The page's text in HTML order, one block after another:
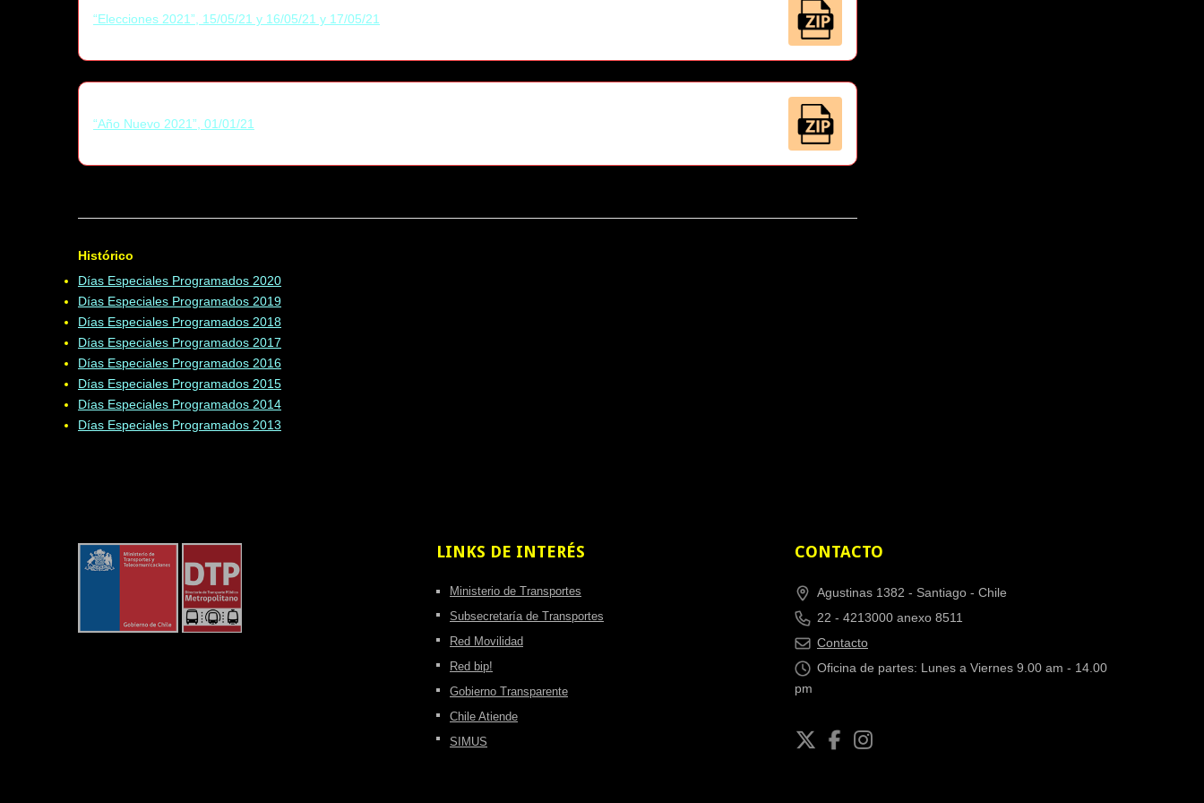
“Elecciones 2021”, 15/05/21 y 16/05/21 y 17/05/21
“Año Nuevo 2021”, 01/01/21
Histórico
Días Especiales Programados 2020
Días Especiales Programados 2019
Días Especiales Programados 2018
Días Especiales Programados 2017
Días Especiales Programados 2016
Días Especiales Programados 2015
Días Especiales Programados 2014
Días Especiales Programados 2013
LINKS DE INTERÉS
Ministerio de Transportes
Subsecretaría de Transportes
Red Movilidad
Red bip!
Gobierno Transparente
Chile Atiende
SIMUS
CONTACTO
Agustinas 1382 - Santiago - Chile
22 - 4213000 anexo 8511
Contacto
Oficina de partes: Lunes a Viernes 9.00 am - 14.00
pm